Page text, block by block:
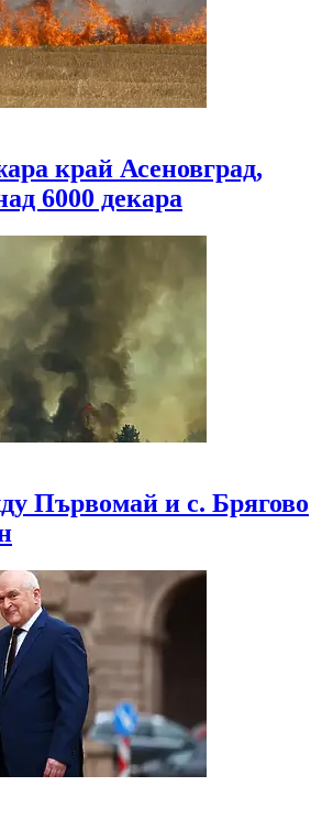
край Асеновград,
6000 декара
Първомай и с. Брягово